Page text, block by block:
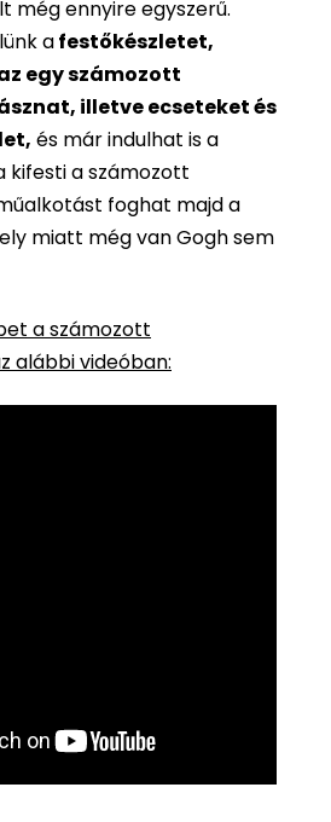
még ennyire egyszerű.
afestőkészletet,
egy számozott
illetve ecseteket és
és már indulhat is a
kifesti a számozott
foghat majd a
miatt még van Gogh sem
a számozott
alábbi videóban: